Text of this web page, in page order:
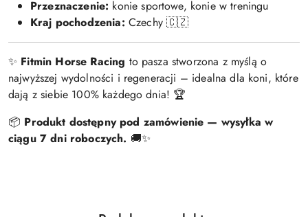
Przeznaczenie: konie sportowe, konie w treningu
Kraj pochodzenia: Czechy 🇨🇿
✨ Fitmin Horse Racing to pasza stworzona z myślą o
najwyższej wydolności i regeneracji – idealna dla koni, które
dają z siebie 100% każdego dnia! 🏆
📦 Produkt dostępny pod zamówienie — wysyłka w
ciągu 7 dni roboczych. 🚚✨